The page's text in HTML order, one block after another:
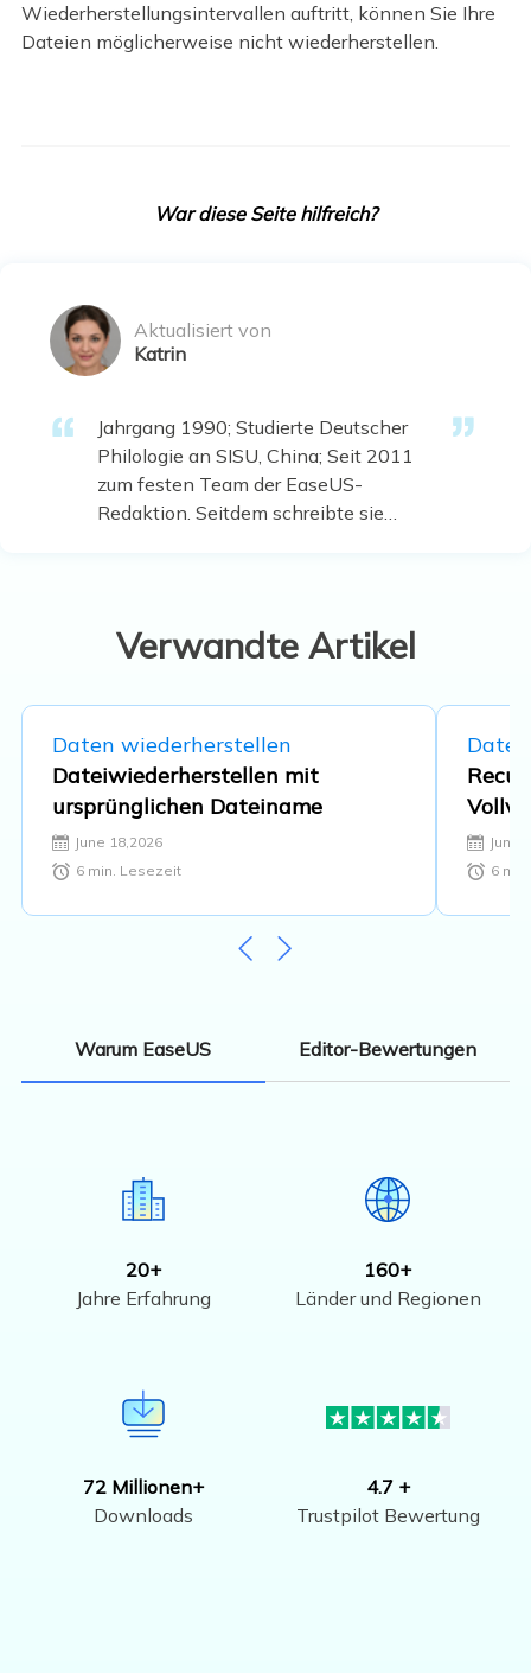
Wiederherstellungsintervallen auftritt, können Sie Ihre
Dateien möglicherweise nicht wiederherstellen.
War diese Seite hilfreich?
Aktualisiert von
Katrin
Jahrgang 1990; Studierte Deutscher
Philologie an SISU, China; Seit 2011
zum festen Team der EaseUS-
Redaktion. Seitdem schreibte sie
Verwandte Artikel
Daten wiederherstellen
Dateiwiederherstellen mit
ursprünglichen Dateiname
June 18,2026
6min. Lesezeit
June
6
Warum EaseUS Editor-Bewertungen
20+
Jahre Erfahrung
160+
Länder und Regionen
72 Millionen+
Downloads
4.7 +
Trustpilot Bewertung